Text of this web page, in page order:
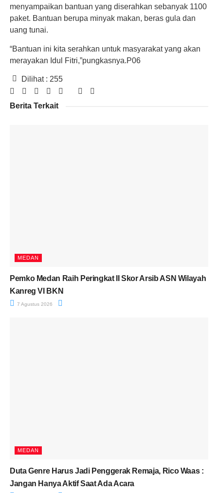
menyampaikan bantuan yang diserahkan sebanyak 1100
paket. Bantuan berupa minyak makan, beras gula dan
uang tunai.
“Bantuan ini kita serahkan untuk masyarakat yang akan
merayakan Idul Fitri,”pungkasnya.P06
Dilihat : 255
Berita Terkait
MEDAN
Pemko Medan Raih Peringkat II Skor Arsib ASN Wilayah
Kanreg VI BKN
7 Agustus 2026
MEDAN
Duta Genre Harus Jadi Penggerak Remaja, Rico Waas :
Jangan Hanya Aktif Saat Ada Acara